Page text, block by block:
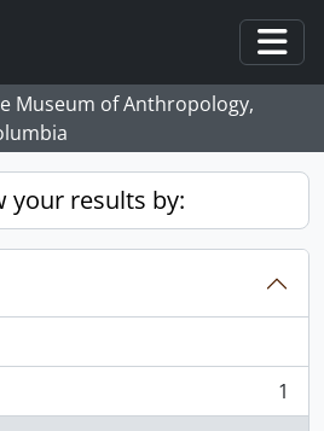
Museum of Anthropology,
your results by:
1